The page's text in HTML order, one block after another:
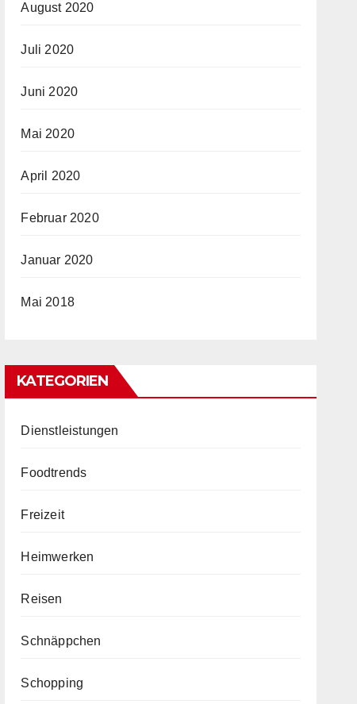
August 2020
Juli 2020
Juni 2020
Mai 2020
April 2020
Februar 2020
Januar 2020
Mai 2018
KATEGORIEN
Dienstleistungen
Foodtrends
Freizeit
Heimwerken
Reisen
Schnäppchen
Schopping